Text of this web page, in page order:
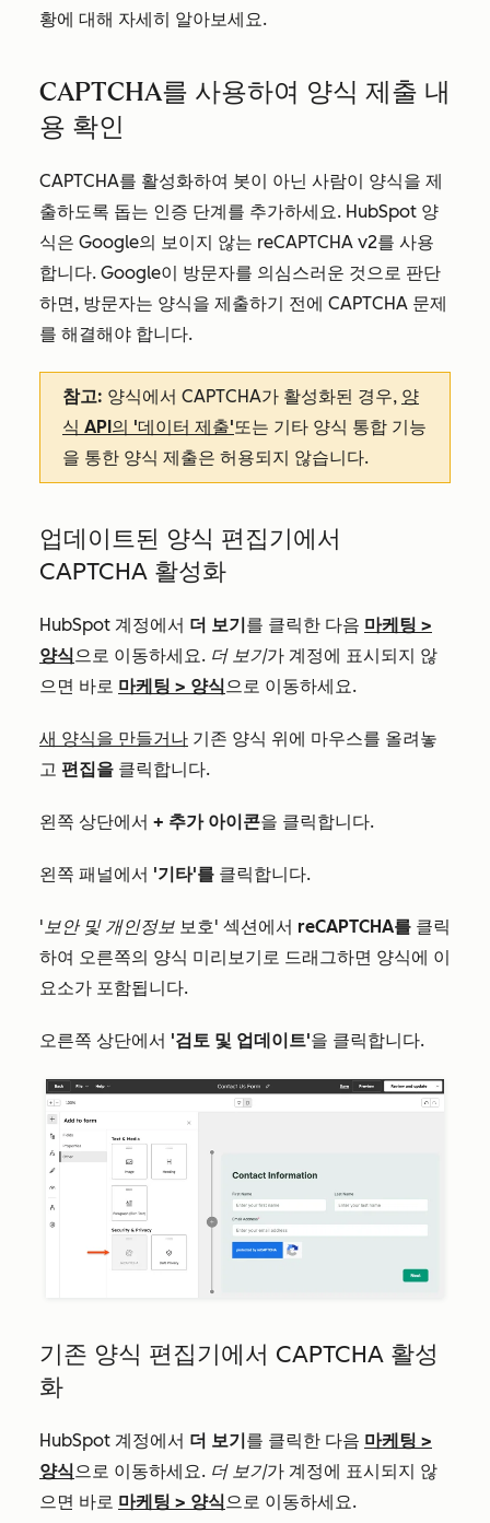
황에 대해 자세히 알아보세요.
CAPTCHA를 사용하여 양식 제출 내
용 확인
CAPTCHA를 활성화하여 봇이 아닌 사람이 양식을 제
출하도록 돕는 인증 단계를 추가하세요. HubSpot 양
식은 Google의 보이지 않는 reCAPTCHA v2를 사용
합니다. Google이 방문자를 의심스러운 것으로 판단
하면, 방문자는 양식을 제출하기 전에 CAPTCHA 문제
를 해결해야 합니다.
참고: 양식에서 CAPTCHA가 활성화된 경우, 양
식 API의 '데이터 제출'또는 기타 양식 통합 기능
을 통한 양식 제출은 허용되지 않습니다.
업데이트된 양식 편집기에서
CAPTCHA 활성화
HubSpot 계정에서 더 보기를 클릭한 다음 마케팅 >
양식으로 이동하세요. 더 보기가 계정에 표시되지 않
으면 바로 마케팅 > 양식으로 이동하세요.
새 양식을 만들거나 기존 양식 위에 마우스를 올려놓
고 편집을 클릭합니다.
왼쪽 상단에서 + 추가 아이콘을 클릭합니다.
왼쪽 패널에서 '기타'를 클릭합니다.
'보안 및 개인정보 보호' 섹션에서 reCAPTCHA를 클릭
하여 오른쪽의 양식 미리보기로 드래그하면 양식에 이
요소가 포함됩니다.
오른쪽 상단에서 '검토 및 업데이트'을 클릭합니다.
기존 양식 편집기에서 CAPTCHA 활성
화
HubSpot 계정에서 더 보기 를 클릭한 다음 마케팅 >
양식으로 이동하세요. 더 보기가 계정에 표시되지 않
으면 바로 마케팅 > 양식으로 이동하세요.